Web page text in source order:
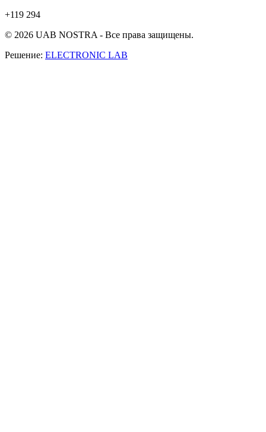
+119 294
© 2026 UAB NOSTRA - Все права защищены.
Решение: ELECTRONIC LAB